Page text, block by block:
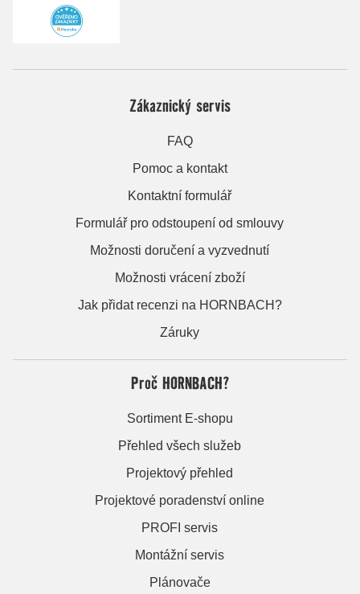
Zákaznický servis
FAQ
Pomoc a kontakt
Kontaktní formulář
Formulář pro odstoupení od smlouvy
Možnosti doručení a vyzvednutí
Možnosti vrácení zboží
Jak přidat recenzi na HORNBACH?
Záruky
Proč HORNBACH?
Sortiment E-shopu
Přehled všech služeb
Projektový přehled
Projektové poradenství online
PROFI servis
Montážní servis
Plánovače